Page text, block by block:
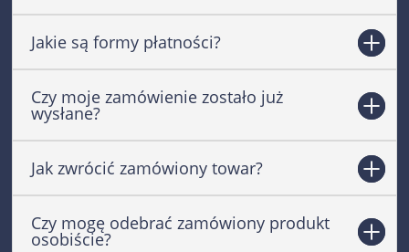
Jakie są formy płatności?
Czy moje zamówienie zostało już
wysłane?
Jak zwrócić zamówiony towar?
Czy mogę odebrać zamówiony produkt
osobiście?